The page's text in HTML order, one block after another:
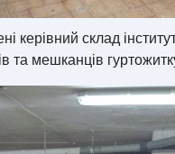
керівний склад
та мешканців